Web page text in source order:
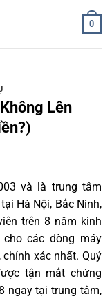
0
Lên
và là trung tâm
Hà Nội, Bắc Ninh,
trên 8 năm kinh
cho các dòng máy
xác nhất. Quý
tận mắt chứng
ngay tại trung tâm,